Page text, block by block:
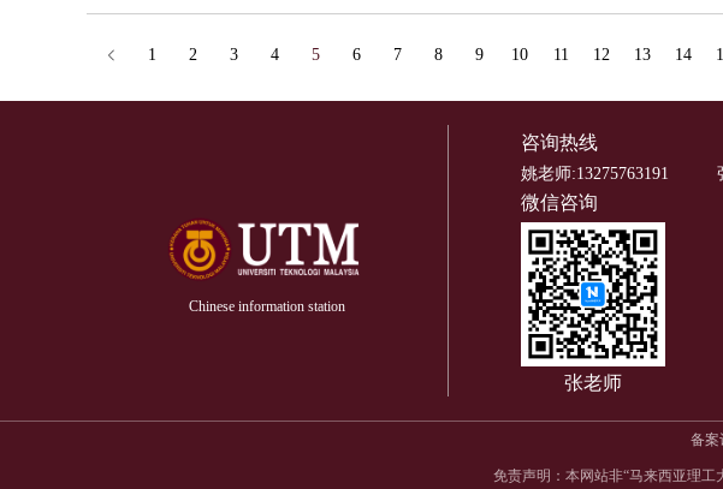
1 2 3 4 5 6 7 8 9 10 11 12 13 14
Chinese information station
咨询热线
姚老师:13275763191
微信咨询
张老师
备案
免责声明：本网站非“马来西亚理工